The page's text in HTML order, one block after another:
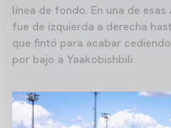
línea de fondo. En una de
fue de izquierda a derecha
que fintó para acabar
por bajo a Yaakobishbili